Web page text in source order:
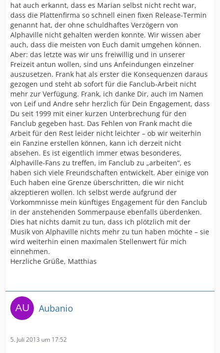
hat auch erkannt, dass es Marian selbst nicht recht war,
dass die Plattenfirma so schnell einen fixen Release-Termin
genannt hat, der ohne schuldhaftes Verzögern von
Alphaville nicht gehalten werden konnte. Wir wissen aber
auch, dass die meisten von Euch damit umgehen können.
Aber: das letzte was wir uns freiwillig und in unserer
Freizeit antun wollen, sind uns Anfeindungen einzelner
auszusetzen. Frank hat als erster die Konsequenzen daraus
gezogen und steht ab sofort für die Fanclub-Arbeit nicht
mehr zur Verfügung. Frank, ich danke Dir, auch im Namen
von Leif und Andre sehr herzlich für Dein Engagement, dass
Du seit 1999 mit einer kurzen Unterbrechung für den
Fanclub gegeben hast. Das Fehlen von Frank macht die
Arbeit für den Rest leider nicht leichter – ob wir weiterhin
ein Fanzine erstellen können, kann ich derzeit nicht
absehen. Es ist eigentlich immer etwas besonderes,
Alphaville-Fans zu treffen, im Fanclub zu „arbeiten“, es
haben sich viele Freundschaften entwickelt. Aber einige von
Euch haben eine Grenze überschritten, die wir nicht
akzeptieren wollen. Ich selbst werde aufgrund der
Vorkommnisse mein künftiges Engagement für den Fanclub
in der anstehenden Sommerpause ebenfalls überdenken.
Dies hat nichts damit zu tun, dass ich plötzlich mit der
Musik von Alphaville nichts mehr zu tun haben möchte – sie
wird weiterhin einen maximalen Stellenwert für mich
einnehmen.
Herzliche Grüße, Matthias
Aubanio
5. Juli 2013 um 17:52